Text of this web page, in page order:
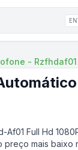
- Rzfhdaf01
Af01 Full Hd
preço mais baixo